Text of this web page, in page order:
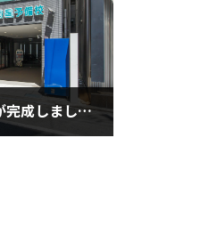
徳島第一新聞１月号が完成しました。